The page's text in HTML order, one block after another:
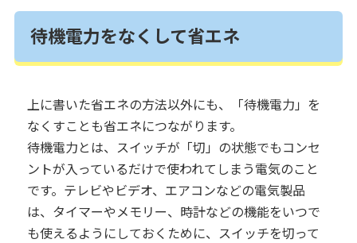
待機電力をなくして省エネ
上に書いた省エネの方法以外にも、「待機電力」を
なくすことも省エネにつながります。
待機電力とは、スイッチが「切」の状態でもコンセ
ントが入っているだけで使われてしまう電気のこと
です。テレビやビデオ、エアコンなどの電気製品
は、タイマーやメモリー、時計などの機能をいつで
も使えるようにしておくために、スイッチを切って